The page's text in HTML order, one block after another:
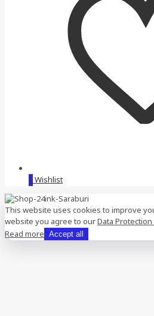
0Wishlist
This website uses cookies to improve
website you agree to ourData Protection
Read more Accept all